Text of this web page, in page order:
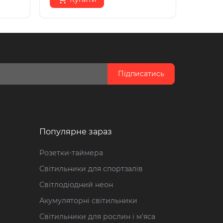
Підписатись
Популярне зараз
Розетки-таймера
Світильники для спортзалів
Світлодіодний неон
Акумуляторні світильники
Світильники для рослин і м'яса